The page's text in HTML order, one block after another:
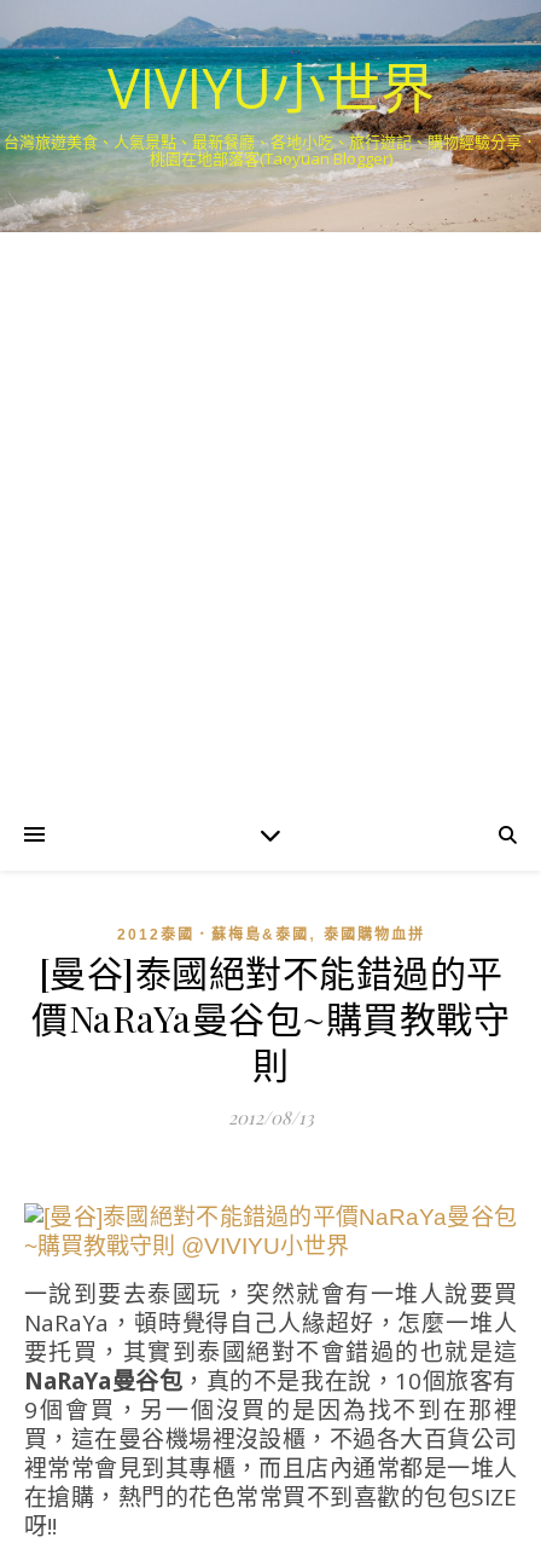
VIVIYU小世界
台灣旅遊美食、人氣景點、最新餐廳、各地小吃、旅行遊記、購物經驗分享．
桃園在地部落客(Taoyuan Blogger)
2012泰國．蘇梅島&泰國 , 泰國購物血拼
[曼谷]泰國絕對不能錯過的平
價NaRaYa曼谷包~購買教戰守
則
2012/08/13
一說到要去泰國玩，突然就會有一堆人說要買
NaRaYa，頓時覺得自己人緣超好，怎麼一堆人
要托買，其實到泰國絕對不會錯過的也就是這
NaRaYa曼谷包 ，真的不是我在說，10個旅客有
9個會買，另一個沒買的是因為找不到在那裡
買，這在曼谷機場裡沒設櫃，不過各大百貨公司
裡常常會見到其專櫃，而且店內通常都是一堆人
在搶購，熱門的花色常常買不到喜歡的包包SIZE
呀!!